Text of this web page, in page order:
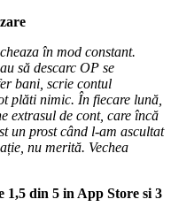
în mod constant.
să descarc OP se
bani, scrie contul
plăti nimic. În fiecare lună,
extrasul de cont, care încă
un prost când l-am ascultat
nu merită. Vechea
din 5 in App Store si 3